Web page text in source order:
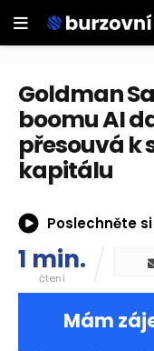
Goldman
boomu AI
přesouvá k
kapitálu
Poslechněte
1 min.
čtení
Mám